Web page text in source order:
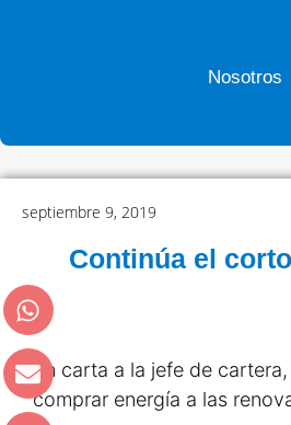
Nosotros
septiembre 9, 2019
Continúa el
En carta a la jefe de
comprar energía a las